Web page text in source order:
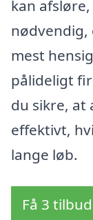
kan
nødvendig,
mest
pålideligt
du sikre, at
effektivt,
lange løb.
Få 3